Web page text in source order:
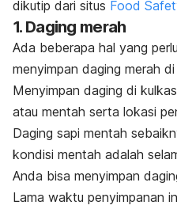
dikutip dari situs Food
1. Daging merah
Ada beberapa hal yang
menyimpan daging merah
Menyimpan daging di kulkas
atau mentah serta lokasi
Daging sapi mentah
kondisi mentah adalah
Anda bisa menyimpan
Lama waktu penyimpanan